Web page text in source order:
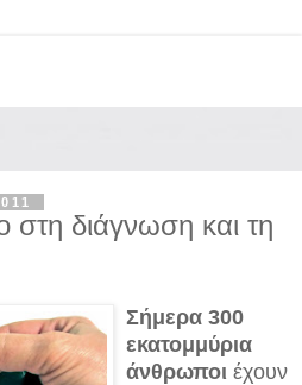
στη διάγνωση και τη
Σήμερα 300
εκατομμύρια
άνθρωποι έχουν